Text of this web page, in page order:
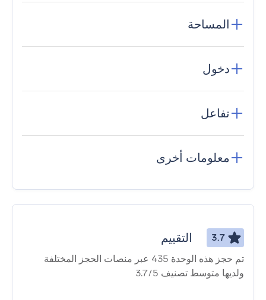
المساحة
دخول
تفاعل
معلومات أخرى
3.7 التقييم
تم حجز هذه الوحدة 435 عبر منصات الحجز المختلفة
ولديها متوسط ​​تصنيف 3.7/5